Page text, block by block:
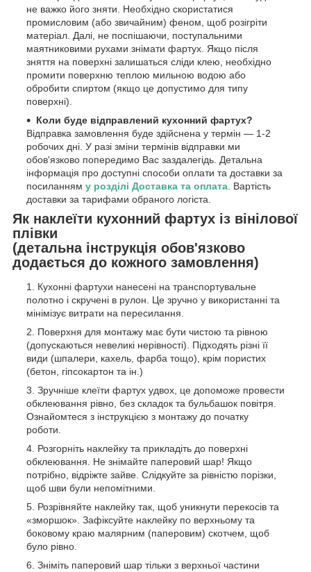
не важко його зняти. Необхідно скористатися
промисловим (або звичайним) феном, щоб розігріти
матеріал. Далі, не поспішаючи, поступальними
маятниковими рухами знімати фартух. Якщо після
зняття на поверхні залишаться сліди клею, необхідно
промити поверхню теплою мильною водою або
обробити спиртом (якщо це допустимо для типу
поверхні).
Коли буде відправлений кухонний фартух?
Відправка замовлення буде здійснена у термін — 1-2
робочих дні. У разі зміни термінів відправки ми
обов'язково попередимо Вас заздалегідь. Детальна
інформація про доступні способи оплати та доставки за
посиланням у розділі Доставка та оплата . Вартість
доставки за тарифами обраного логіста.
Як наклеїти кухонний фартух із вінілової
плівки
(детальна інструкція обов'язково
додається до кожного замовлення)
Кухонні фартухи нанесені на транспортувальне
полотно і скручені в рулон. Це зручно у використанні та
мінімізує витрати на пересилання.
Поверхня для монтажу має бути чистою та рівною
(допускаються невеликі нерівності). Підходять різні її
види (шпалери, кахель, фарба тощо), крім пористих
(бетон, гіпсокартон та ін.)
Зручніше клеїти фартух удвох, це допоможе провести
обклеювання рівно, без складок та бульбашок повітря.
Ознайомтеся з інструкцією з монтажу до початку
роботи.
Розгорніть наклейку та прикладіть до поверхні
обклеювання. Не знімайте паперовий шар! Якщо
потрібно, відріжте зайве. Слідкуйте за рівністю порізки,
щоб шви були непомітними.
Розрівняйте наклейку так, щоб уникнути перекосів та
«зморшок». Зафіксуйте наклейку по верхньому та
боковому краю малярним (паперовим) скотчем, щоб
було рівно.
Зніміть паперовий шар тільки з верхньої частини